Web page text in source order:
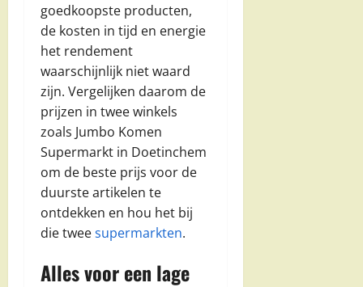
goedkoopste producten,
de kosten in tijd en energie
het rendement
waarschijnlijk niet waard
zijn. Vergelijken daarom de
prijzen in twee winkels
zoals Jumbo Komen
Supermarkt in Doetinchem
om de beste prijs voor de
duurste artikelen te
ontdekken en hou het bij
die tweesupermarkten.
Alles voor een lage